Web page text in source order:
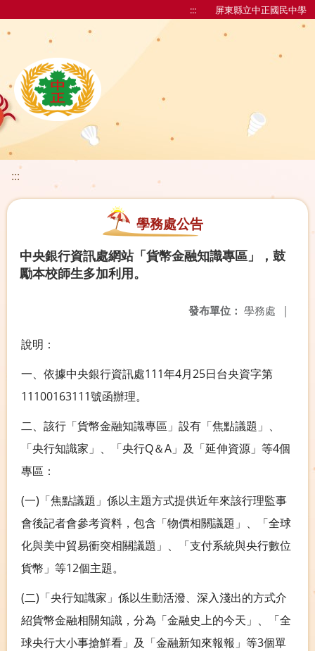
::: 屏東縣立中正國民中學
:::
學務處公告
中央銀行資訊處網站「貨幣金融知識專區」，鼓
勵本校師生多加利用。
發布單位： 學務處 |
說明：
一、依據中央銀行資訊處111年4月25日台央資字第
11100163111號函辦理。
二、該行「貨幣金融知識專區」設有「焦點議題」、
「央行知識家」、「央行Q＆A」及「延伸資源」等4個
專區：
(一)「焦點議題」係以主題方式提供近年來該行理監事
會後記者會參考資料，包含「物價相關議題」、「全球
化與美中貿易衝突相關議題」、「支付系統與央行數位
貨幣」等12個主題。
(二)「央行知識家」係以生動活潑、深入淺出的方式介
紹貨幣金融相關知識，分為「金融史上的今天」、「全
球央行大小事搶鮮看」及「金融新知來報報」等3個單